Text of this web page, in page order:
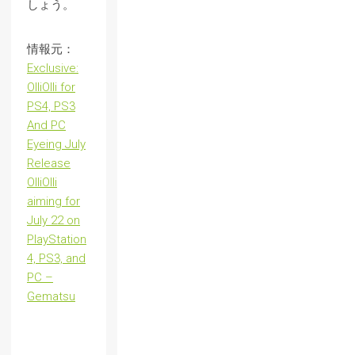
しょう。
情報元：
Exclusive:
OlliOlli for
PS4, PS3
And PC
Eyeing July
Release
OlliOlli
aiming for
July 22 on
PlayStation
4, PS3, and
PC –
Gematsu